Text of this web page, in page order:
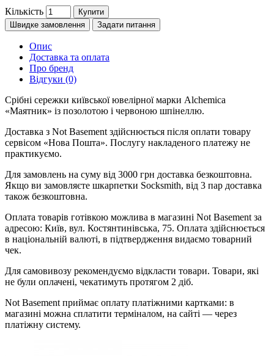
Кількість
Купити
Швидке замовлення
Задати питання
Опис
Доставка та оплата
Про бренд
Відгуки (0)
Срібні сережки київської ювелірної марки Alchemica
«Маятник» із позолотою і червоною шпінеллю.
Доставка з Not Basement здійснюється після оплати товару
сервісом «Нова Пошта». Послугу накладеного платежу не
практикуємо.
Для замовлень на суму від 3000 грн доставка безкоштовна.
Якщо ви замовляєте шкарпетки Socksmith, від 3 пар доставка
також безкоштовна.
Оплата товарів готівкою можлива в магазині Not Basement за
адресою: Київ, вул. Костянтинівська, 75. Оплата здійснюється
в національній валюті, в підтвердження видаємо товарний
чек.
Для самовивозу рекомендуємо відкласти товари. Товари, які
не були оплачені, чекатимуть протягом 2 діб.
Not Basement приймає оплату платіжними картками: в
магазині можна сплатити терміналом, на сайті — через
платіжну систему.